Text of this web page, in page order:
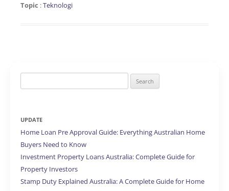
Topic :Teknologi
for:
UPDATE
Home Loan Pre Approval Guide: Everything Australian Home
Buyers Need to Know
Investment Property Loans Australia: Complete Guide for
Property Investors
Stamp Duty Explained Australia: A Complete Guide for Home